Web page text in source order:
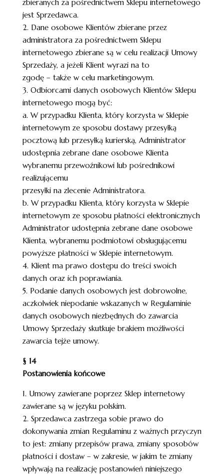
zbieranych za pośrednictwem Sklepu internetowego
jest Sprzedawca.
2. Dane osobowe Klientów zbierane przez
administratora za pośrednictwem Sklepu
internetowego zbierane są w celu realizacji Umowy
Sprzedaży, a jeżeli Klient wyrazi na to
zgodę – także w celu marketingowym.
3. Odbiorcami danych osobowych Klientów Sklepu
internetowego mogą być:
a. W przypadku Klienta, który korzysta w Sklepie
internetowym ze sposobu dostawy przesyłką
pocztową lub przesyłką kurierską, Administrator
udostępnia zebrane dane osobowe Klienta
wybranemu przewoźnikowi lub pośrednikowi
realizującemu
przesyłki na zlecenie Administratora.
b. W przypadku Klienta, który korzysta w Sklepie
internetowym ze sposobu płatności elektronicznych
Administrator udostępnia zebrane dane osobowe
Klienta, wybranemu podmiotowi obsługującemu
powyższe płatności w Sklepie internetowym.
4. Klient ma prawo dostępu do treści swoich
danych oraz ich poprawiania.
5. Podanie danych osobowych jest dobrowolne,
aczkolwiek niepodanie wskazanych w Regulaminie
danych osobowych niezbędnych do zawarcia
Umowy Sprzedaży skutkuje brakiem możliwości
zawarcia tejże umowy.
§ 14
Postanowienia końcowe
1. Umowy zawierane poprzez Sklep internetowy
zawierane są w języku polskim.
2. Sprzedawca zastrzega sobie prawo do
dokonywania zmian Regulaminu z ważnych przyczyn
to jest: zmiany przepisów prawa, zmiany sposobów
płatności i dostaw – w zakresie, w jakim te zmiany
wpływają na realizację postanowień niniejszego